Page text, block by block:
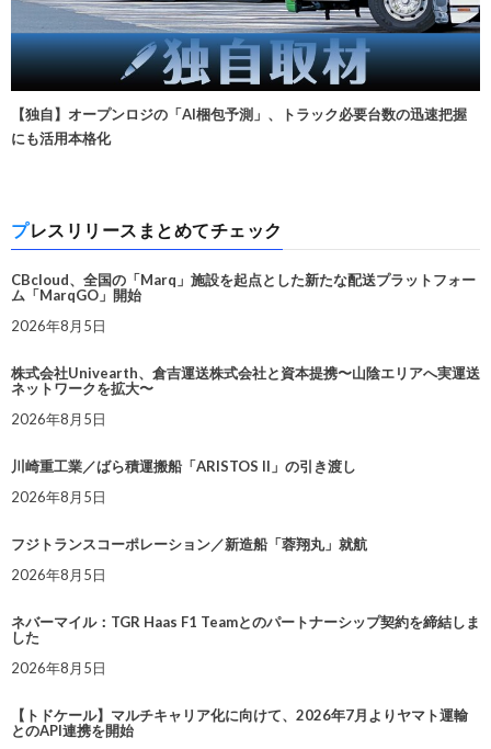
【独自】オープンロジの「AI梱包予測」、トラック必要台数の迅速把握
にも活用本格化
プレスリリースまとめてチェック
CBcloud、全国の「Marq」施設を起点とした新たな配送プラットフォー
ム「MarqGO」開始
2026年8月5日
株式会社Univearth、倉吉運送株式会社と資本提携〜山陰エリアへ実運送
ネットワークを拡大〜
2026年8月5日
川崎重工業／ばら積運搬船「ARISTOS II」の引き渡し
2026年8月5日
フジトランスコーポレーション／新造船「蓉翔丸」就航
2026年8月5日
ネバーマイル：TGR Haas F1 Teamとのパートナーシップ契約を締結しま
した
2026年8月5日
【トドケール】マルチキャリア化に向けて、2026年7月よりヤマト運輸
とのAPI連携を開始